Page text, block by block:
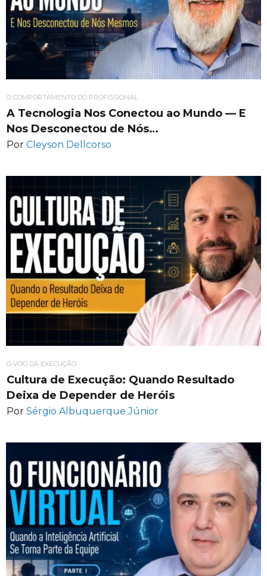
O COMPORTAMENTO DO PROFISSIONAL
A Tecnologia Nos Conectou ao Mundo — E
Nos Desconectou de Nós…
Por Cleyson Dellcorso
O VOO DA EXECUÇÃO
Cultura de Execução: Quando Resultado
Deixa de Depender de Heróis
Por Sérgio Albuquerque Júnior